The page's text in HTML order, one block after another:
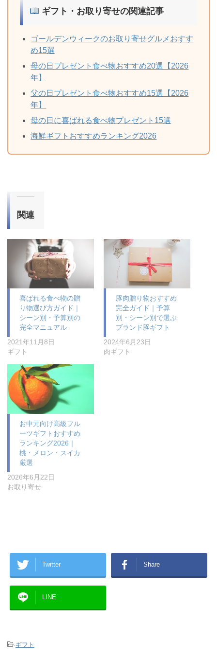
ギフト・お取り寄せの関連記事
ゴールデンウィークのお取り寄せグルメおすす
め15選
母の日プレゼント食べ物おすすめ20選【2026
年】
父の日プレゼント食べ物おすすめ15選【2026
年】
母の日に喜ばれる食べ物プレゼント15選
海鮮ギフトおすすめランキング2026
関連
喜ばれる食べ物の贈
り物選び方ガイド｜
シーン別・予算別の
完全マニュアル
2021年11月8日
ギフト
豚肉贈り物おすすめ
完全ガイド｜予算
別・シーン別で選ぶ
ブランド豚ギフト
2024年6月23日
肉ギフト
お中元向け高級フル
ーツギフトおすすめ
ランキング2026｜
桃・メロン・スイカ
厳選
2026年6月22日
お取り寄せ
Twitter Share
LINE
-ギフト